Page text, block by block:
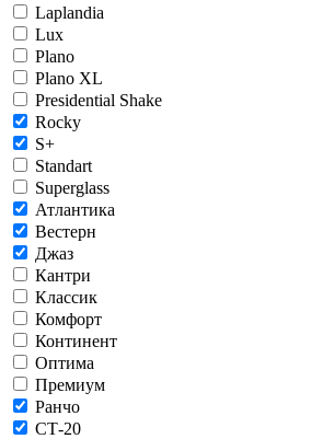
Laplandia
Lux
Plano
Plano XL
Presidential Shake
Rocky
S+
Standart
Superglass
Атлантика
Вестерн
Джаз
Кантри
Классик
Комфорт
Континент
Оптима
Премиум
Ранчо
СТ-20